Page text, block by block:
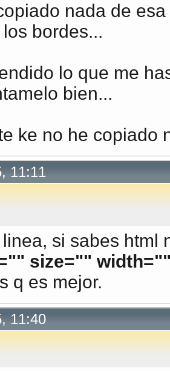
nada de
bordes...
lo que me
bien...
ke no he copiado
11:11
si sabes
size=""
q es mejor.
11:40